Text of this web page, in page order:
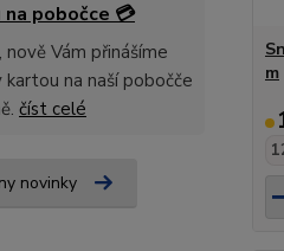
pobočce 💳
nově Vám přinášíme
na naší pobočče
číst celé
novinky
m